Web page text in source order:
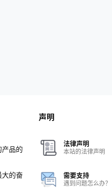
品的
大的奋
声明
法律声明
本站的法律声明
需要支持
遇到问题怎么办？